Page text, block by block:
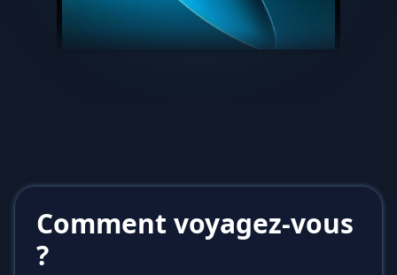
Comment voyagez-vous
?